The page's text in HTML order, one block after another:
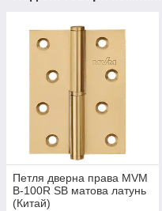
Петля дверна права MVM
B-100R SB матова латунь
(Китай)